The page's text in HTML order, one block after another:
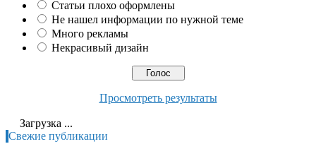
Статьи плохо оформлены
Не нашел информации по нужной теме
Много рекламы
Некрасивый дизайн
Просмотреть результаты
Загрузка ...
Свежие публикации